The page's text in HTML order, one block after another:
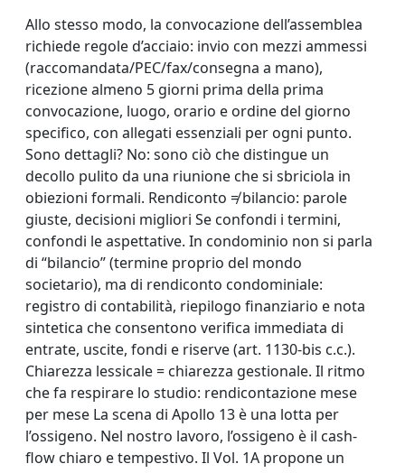
Allo stesso modo, la convocazione dell’assemblea
richiede regole d’acciaio: invio con mezzi ammessi
(raccomandata/PEC/fax/consegna a mano),
ricezione almeno 5 giorni prima della prima
convocazione, luogo, orario e ordine del giorno
specifico, con allegati essenziali per ogni punto.
Sono dettagli? No: sono ciò che distingue un
decollo pulito da una riunione che si sbriciola in
obiezioni formali. Rendiconto ≠ bilancio: parole
giuste, decisioni migliori Se confondi i termini,
confondi le aspettative. In condominio non si parla
di “bilancio” (termine proprio del mondo
societario), ma di rendiconto condominiale:
registro di contabilità, riepilogo finanziario e nota
sintetica che consentono verifica immediata di
entrate, uscite, fondi e riserve (art. 1130-bis c.c.).
Chiarezza lessicale = chiarezza gestionale. Il ritmo
che fa respirare lo studio: rendicontazione mese
per mese La scena di Apollo 13 è una lotta per
l’ossigeno. Nel nostro lavoro, l’ossigeno è il cash-
flow chiaro e tempestivo. Il Vol. 1A propone un